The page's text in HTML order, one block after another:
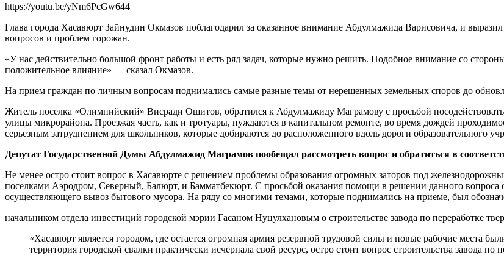
https://youtu.be/yNm6PcGw644
Глава города Хасавюрт Зайнудин Окмазов поблагодарил за оказанное внимание Абдулмажида Варисовича, и
вопросов и проблем горожан.
«У нас действительно большой фронт работы и есть ряд задач, которые нужно решить. Подобное внимание со
положительное влияние» — сказал Окмазов.
На прием граждан по личным вопросам поднимались самые разные темы от нерешенных земельных споров до
Житель поселка «Олимпийский» Висради Ошитов, обратился к Абдулмажиду Маграмову с просьбой
улицы микрорайона. Проезжая часть, как и тротуары, нуждаются в капитальном ремонте, во время дождей
серьезным затруднением для школьников, которые добираются до расположенного вдоль дороги образовательного
Депутат Государственной Думы Абдулмажид Маграмов пообещал рассмотреть вопрос и обратиться в
Не менее остро стоит вопрос в Хасавюрте с решением проблемы образования огромных заторов под
поселками Аэродром, Северный, Балюрт, и Бамматбекюрт. С просьбой оказания помощи в решении данного вопроса
осуществляющего вывоз бытового мусора. На ряду со многими темами, которые поднимались на приеме, был
начальником отдела инвестиций городской мэрии Гасаном Нуцулхановым о строительстве завода по переработке
«Хасавюрт является городом, где остается огромная армия резервной трудовой силы и новые рабочие места
территория городской свалки практически исчерпала свой ресурс, остро стоит вопрос строительства завода